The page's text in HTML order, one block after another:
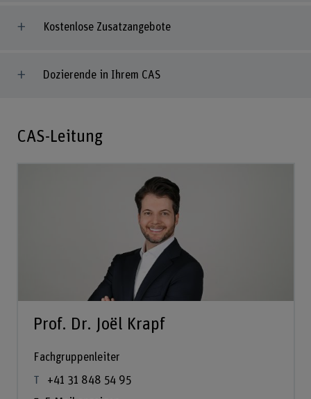
Kostenlose Zusatzangebote
Dozierende in Ihrem CAS
CAS-Leitung
Prof. Dr. Joël Krapf
Fachgruppenleiter
+41 31 848 54 95